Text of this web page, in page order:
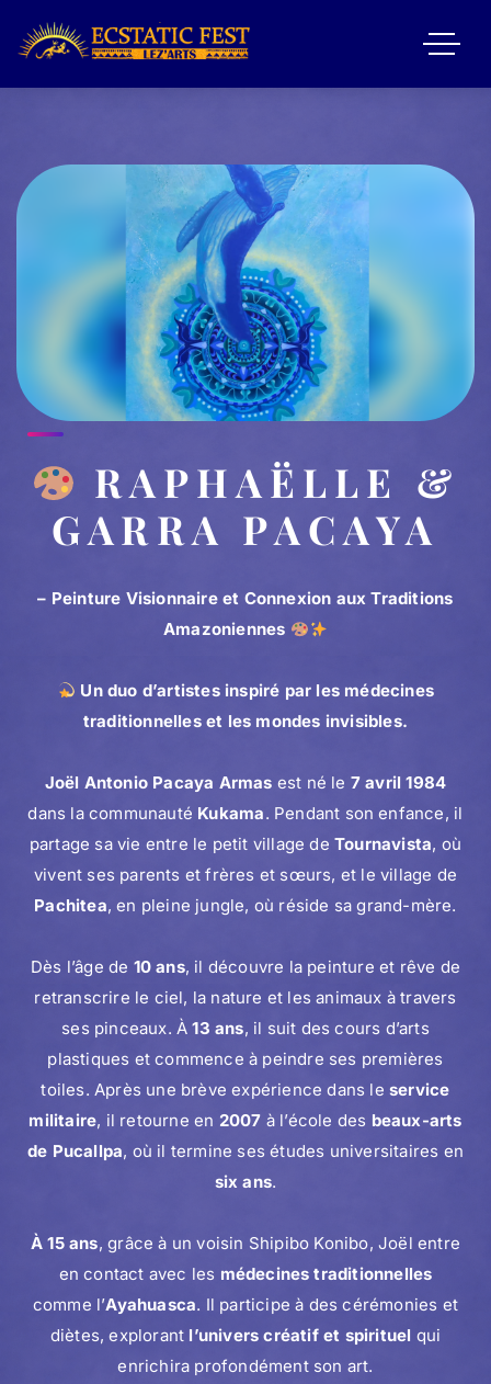
RAPHAËLLE &
GARRA PACAYA
– Peinture Visionnaire et Connexion aux Traditions
Amazoniennes
Un duo d’artistes inspiré par les médecines
traditionnelles et les mondes invisibles.
Joël Antonio Pacaya Armas est né le 7 avril 1984
dans la communauté Kukama. Pendant son enfance, il
partage sa vie entre le petit village deTournavista, où
vivent ses parents et frères et sœurs, et le village de
Pachitea, en pleine jungle, où réside sa grand-mère.
Dès l’âge de 10 ans, il découvre la peinture et rêve de
retranscrire le ciel, la nature et les animaux à travers
ses pinceaux. À13 ans, il suit des cours d’arts
plastiques et commence à peindre ses premières
toiles. Après une brève expérience dans leservice
militaire, il retourne en 2007 à l’école des beaux-arts
de Pucallpa, où il termine ses études universitaires en
six ans.
À 15 ans, grâce à un voisin Shipibo Konibo, Joël entre
en contact avec les médecines traditionnelles
comme l’Ayahuasca. Il participe à des cérémonies et
diètes, explorant l’univers créatif et spirituel qui
enrichira profondément son art.